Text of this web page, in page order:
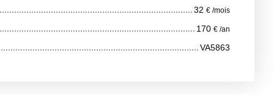
32 € /mois
170 € /an
VA5863